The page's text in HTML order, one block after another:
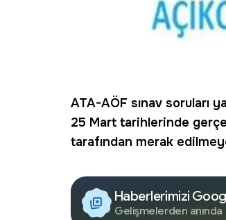
ATA-AÖF sınav soruları
25 Mart tarihlerinde
tarafından merak
Haberlerimizi
Gelişmelerden